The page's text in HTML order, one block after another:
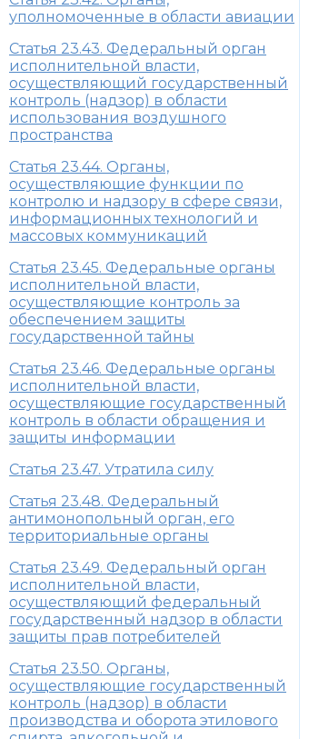
уполномоченные в области авиации
Статья 23.43. Федеральный орган
исполнительной власти,
осуществляющий государственный
контроль (надзор) в области
использования воздушного
пространства
Статья 23.44. Органы,
осуществляющие функции по
контролю и надзору в сфере связи,
информационных технологий и
массовых коммуникаций
Статья 23.45. Федеральные органы
исполнительной власти,
осуществляющие контроль за
обеспечением защиты
государственной тайны
Статья 23.46. Федеральные органы
исполнительной власти,
осуществляющие государственный
контроль в области обращения и
защиты информации
Статья 23.47. Утратила силу
Статья 23.48. Федеральный
антимонопольный орган, его
территориальные органы
Статья 23.49. Федеральный орган
исполнительной власти,
осуществляющий федеральный
государственный надзор в области
защиты прав потребителей
Статья 23.50. Органы,
осуществляющие государственный
контроль (надзор) в области
производства и оборота этилового